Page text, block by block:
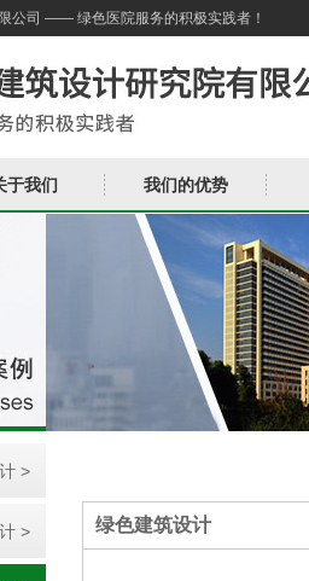
公司 —— 绿色医院服务的积极实践者！
于我们 我们的优势
>
> 绿色建筑设计